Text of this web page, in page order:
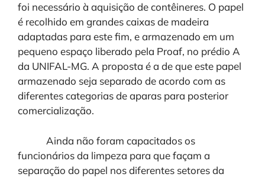
foi necessário à aquisição de contêineres. O papel
é recolhido em grandes caixas de madeira
adaptadas para este fim, e armazenado em um
pequeno espaço liberado pela Proaf, no prédio A
da UNIFAL-MG. A proposta é a de que este papel
armazenado seja separado de acordo com as
diferentes categorias de aparas para posterior
comercialização.
Ainda não foram capacitados os
funcionários da limpeza para que façam a
separação do papel nos diferentes setores da